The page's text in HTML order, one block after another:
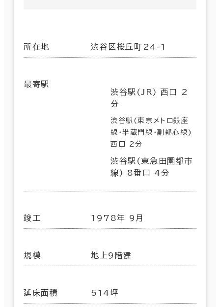
所在地 渋谷区桜丘町24-1
最寄駅
渋谷駅(JR) 西口 2
分
渋谷駅(東京メトロ銀座
線･半蔵門線･副都心線)
西口 2分
渋谷駅(東急田園都市
線) 8番口 4分
竣工 1978年 9月
規模 地上9階建
延床面積 514坪